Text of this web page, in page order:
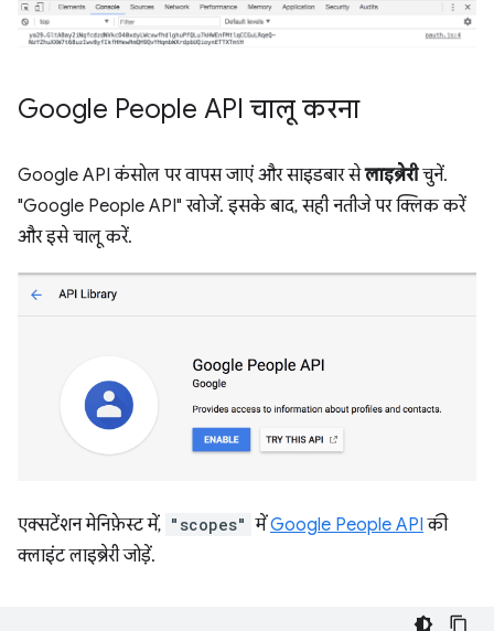
Google People API चालू करना
Google API कंसोल पर वापस जाएं और साइडबार सेलाइब्रेरीचुनें.
"Google People API" खोजें. इसके बाद, सही नतीजे पर क्लिक करें
और इसे चालू करें.
एक्सटेंशन मेनिफ़ेस्ट में, "scopes" मेंGoogle People API की
क्लाइंट लाइब्रेरी जोड़ें.